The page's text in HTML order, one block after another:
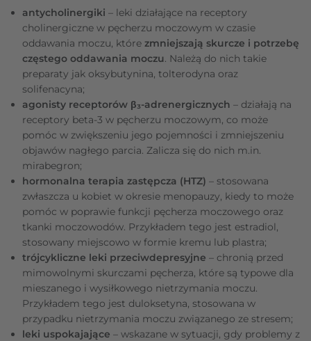
antycholinergiki – leki działające na receptory
cholinergiczne w pęcherzu moczowym w czasie
oddawania moczu, które zmniejszają skurcze i potrzebę
częstego oddawania moczu. Należą do nich takie
preparaty jak oksybutynina, tolterodyna oraz
solifenacyna;
agonisty receptorów β₃-adrenergicznych – działają na
receptory beta-3 w pęcherzu moczowym, co może
pomóc w zwiększeniu jego pojemności i zmniejszeniu
objawów nagłego parcia. Zalicza się do nich m.in.
mirabegron;
hormonalna terapia zastępcza (HTZ) – stosowana
zwłaszcza u kobiet w okresie menopauzy, kiedy to może
pomóc w poprawie funkcji pęcherza moczowego oraz
tkanki moczowodów. Przykładem tego jest estradiol,
stosowany miejscowo w formie kremu lub plastra;
trójcykliczne leki przeciwdepresyjne – chronią przed
mimowolnymi skurczami pęcherza, które są typowe dla
mieszanego i wysiłkowego nietrzymania moczu.
Przykładem tego jest duloksetyna, stosowana w
przypadku nietrzymania moczu związanego ze stresem;
leki uspokajające – wskazane w sytuacji, gdy problemy z